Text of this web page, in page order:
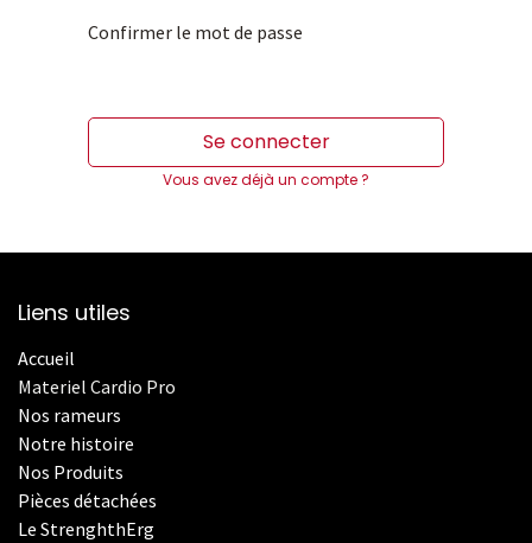
Confirmer le mot de passe
Se connecter
Vous avez déjà un compte ?
Liens utiles
Accueil
Materiel Cardio Pro
Nos rameurs
Notre histoire
Nos Produits
Pièces détachées
Le StrenghthErg